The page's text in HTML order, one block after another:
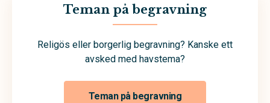
Teman på begravning
Religös eller borgerlig begravning? Kanske ett
avsked med havstema?
Teman på begravning